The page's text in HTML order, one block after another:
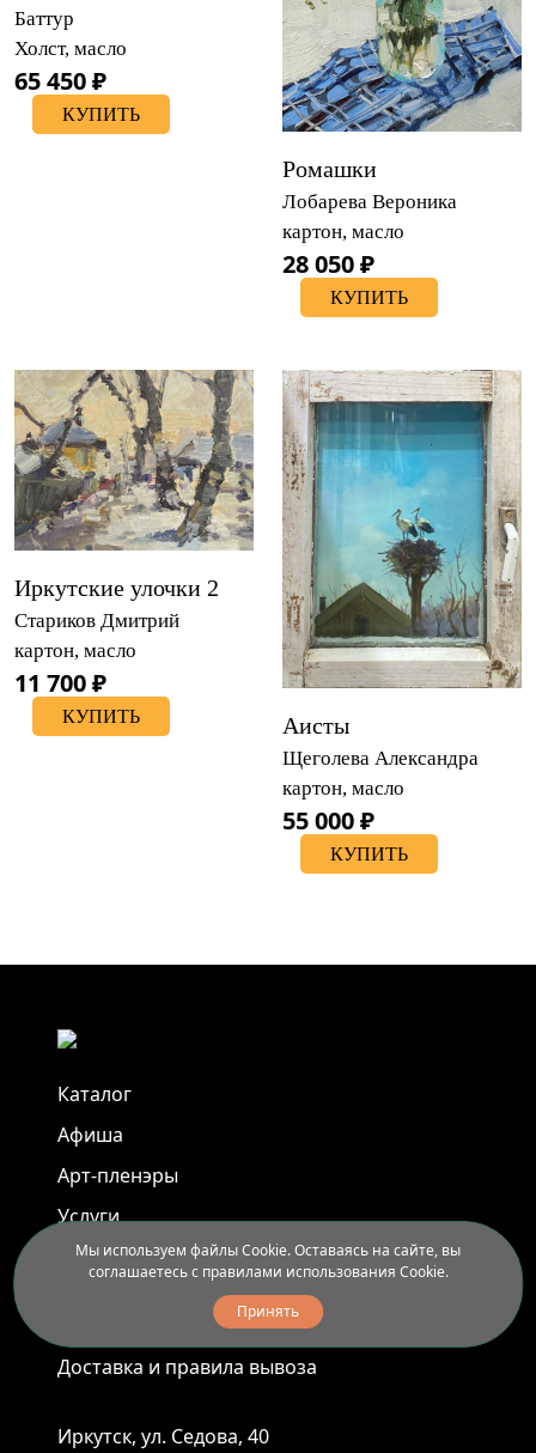
Баттур
Холст, масло
65 450 ₽
КУПИТЬ
Ромашки
Лобарева Вероника
картон, масло
28 050 ₽
КУПИТЬ
Иркутские улочки 2
Стариков Дмитрий
картон, масло
11 700 ₽
КУПИТЬ Аисты
Щеголева Александра
картон, масло
55 000 ₽
КУПИТЬ
Каталог
Афиша
Арт-пленэры
Услуги
Новости
Доставка и правила вывоза
Иркутск, ул. Седова, 40
Мы используем файлы Cookie. Оставаясь на сайте, вы
соглашаетесь с правилами использования Cookie.
Принять